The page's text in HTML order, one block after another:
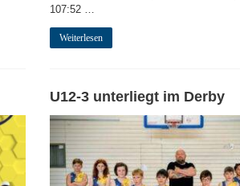
107:52 …
Weiterlesen
U12-3 unterliegt im Derby